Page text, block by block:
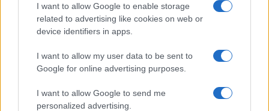
I want to allow Google to enable storage
related to advertising like cookies on web or
device identifiers in apps.
I want to allow my user data to be sent to
Google for online advertising purposes.
I want to allow Google to send me
personalized advertising.
Giovannimaria Cabras